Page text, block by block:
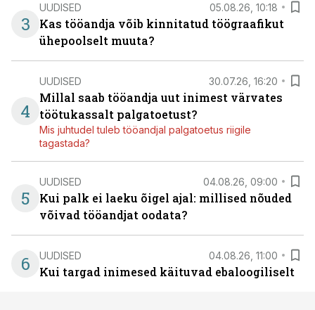
3
UUDISED 05.08.26, 10:18
Kas tööandja võib kinnitatud töögraafikut
ühepoolselt muuta?
4
UUDISED 30.07.26, 16:20
Millal saab tööandja uut inimest värvates
töötukassalt palgatoetust?
Mis juhtudel tuleb tööandjal palgatoetus riigile
tagastada?
5
UUDISED 04.08.26, 09:00
Kui palk ei laeku õigel ajal: millised nõuded
võivad tööandjat oodata?
6 UUDISED 04.08.26, 11:00
Kui targad inimesed käituvad ebaloogiliselt